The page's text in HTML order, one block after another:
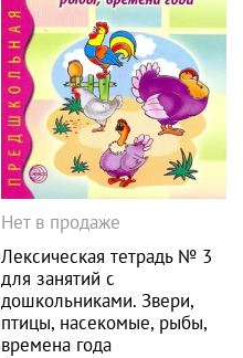
Нет в продаже
Лексическая тетрадь № 3
для занятий с
дошкольниками. Звери,
птицы, насекомые, рыбы,
времена года